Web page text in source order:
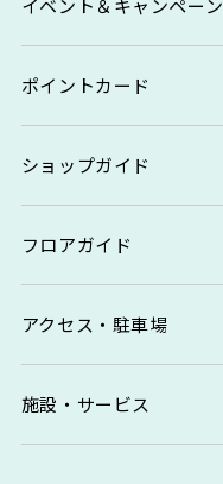
イベント＆キャンペーン
ポイントカード
ショップガイド
フロアガイド
アクセス・駐車場
施設・サービス